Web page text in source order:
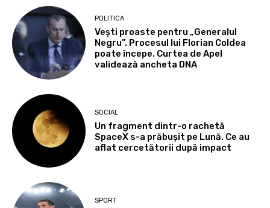
POLITICA
Vești proaste pentru „Generalul
Negru”. Procesul lui Florian Coldea
poate începe. Curtea de Apel
validează ancheta DNA
SOCIAL
Un fragment dintr-o rachetă
SpaceX s-a prăbușit pe Lună. Ce au
aflat cercetătorii după impact
SPORT